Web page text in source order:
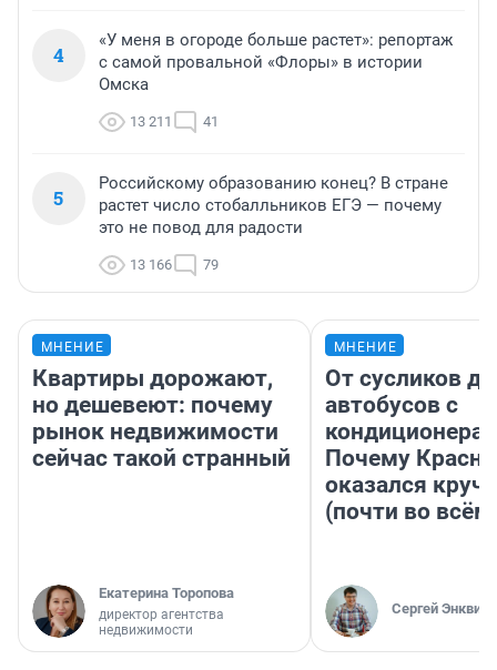
4
«У меня в огороде больше растет»: репортаж
с самой провальной «Флоры» в истории
Омска
13 211 41
5
Российскому образованию конец? В стране
растет число стобалльников ЕГЭ — почему
это не повод для радости
13 166 79
МНЕНИЕ
Квартиры дорожают,
но дешевеют: почему
рынок недвижимости
сейчас такой странный
Екатерина Торопова
директор агентства
недвижимости
МНЕНИЕ
От сусликов до
автобусов с
Почему
оказался
(почти во
Сергей Энквист